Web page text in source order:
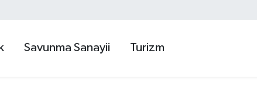
Savunma Sanayii Turizm